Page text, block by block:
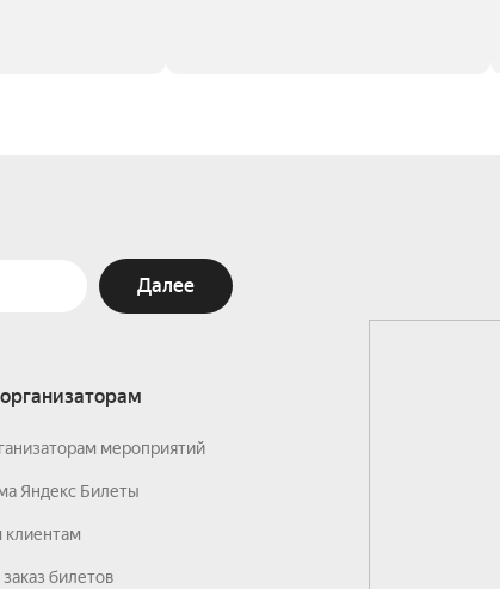
Далее
мероприятий
Яндекс Билеты
билетов